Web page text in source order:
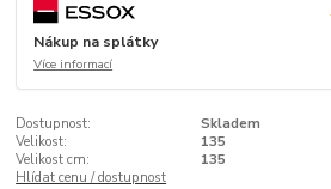
Nákup na splátky
Více informací
Dostupnost:
Skladem
Velikost:
135
Velikost cm:
135
Hlídat cenu / dostupnost